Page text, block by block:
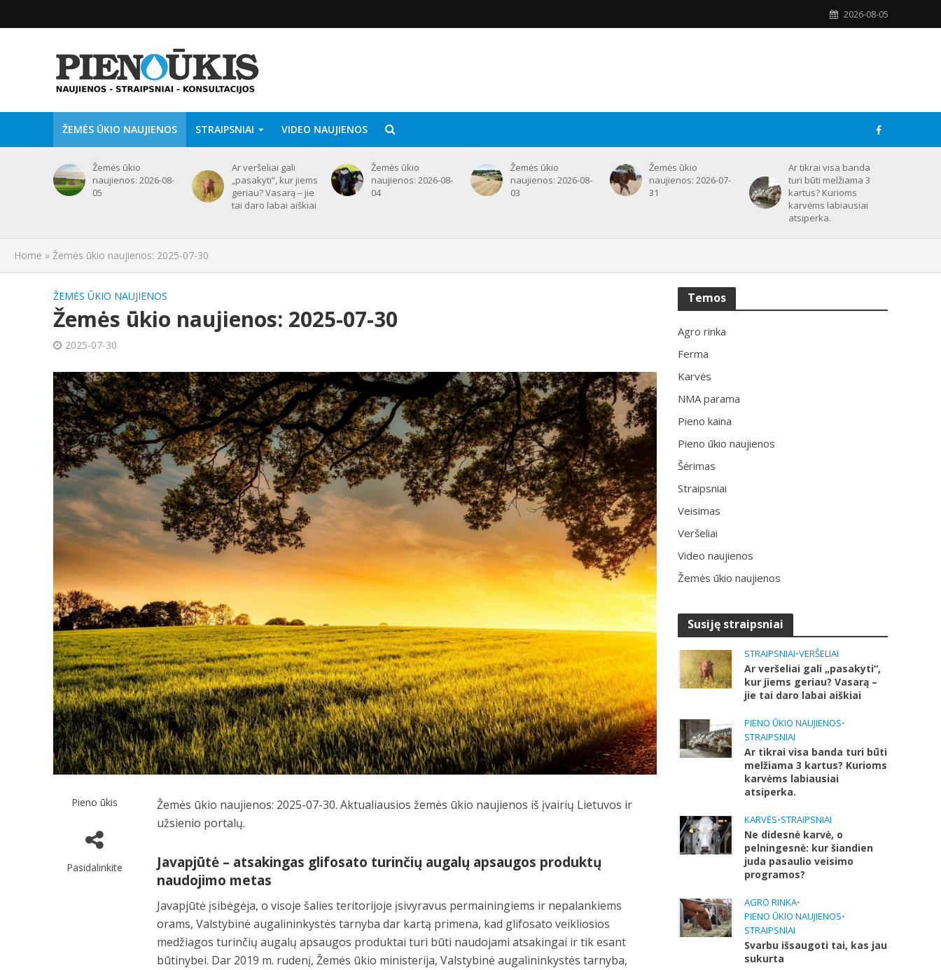
2026-08-05
ŽEMĖS ŪKIO NAUJIENOS STRAIPSNIAI VIDEO NAUJIENOS
Žemės ūkio
naujienos: 2026-08-
05
Ar veršeliai gali
„pasakyti“, kur jiems
geriau? Vasarą – jie
tai daro labai aiškiai
Žemės ūkio
naujienos: 2026-08-
04
Žemės ūkio
naujienos: 2026-08-
03
Žemės ūkio
naujienos: 2026-07-
31
Ar tikrai visa banda
turi būti melžiama 3
kartus? Kurioms
karvėms labiausiai
atsiperka.
Home » Žemės ūkio naujienos: 2025-07-30
ŽEMĖS ŪKIO NAUJIENOS
Žemės ūkio naujienos: 2025-07-30
2025-07-30
Pieno ūkis
Pasidalinkite
Žemės ūkio naujienos: 2025-07-30. Aktualiausios žemės ūkio naujienos iš įvairių Lietuvos ir
užsienio portalų.
Javapjūtė – atsakingas glifosato turinčių augalų apsaugos produktų
naudojimo metas
Javapjūtė įsibėgėja, o visoje šalies teritorijoje įsivyravus permainingiems ir nepalankiems
orams, Valstybinė augalininkystės tarnyba dar kartą primena, kad glifosato veikliosios
medžiagos turinčių augalų apsaugos produktai turi būti naudojami atsakingai ir tik esant
būtinybei. Dar 2019 m. rudenį, Žemės ūkio ministerija, Valstybinė augalininkystės tarnyba,
Temos
Agro rinka
Ferma
Karvės
NMA parama
Pieno kaina
Pieno ūkio naujienos
Šėrimas
Straipsniai
Veisimas
Veršeliai
Video naujienos
Žemės ūkio naujienos
Susiję straipsniai
STRAIPSNIAI•VERŠELIAI
Ar veršeliai gali „pasakyti“,
kur jiems geriau? Vasarą –
jie tai daro labai aiškiai
PIENO ŪKIO NAUJIENOS•
STRAIPSNIAI
Ar tikrai visa banda turi būti
melžiama 3 kartus? Kurioms
karvėms labiausiai
atsiperka.
KARVĖS•STRAIPSNIAI
Ne didesnė karvė, o
pelningesnė: kur šiandien
juda pasaulio veisimo
programos?
AGRO RINKA•
PIENO ŪKIO NAUJIENOS•
STRAIPSNIAI
Svarbu išsaugoti tai, kas jau
sukurta